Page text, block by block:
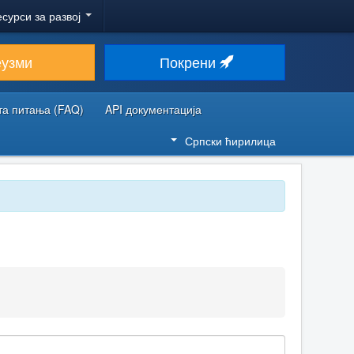
за развој
Покрени
питања (FAQ)
API документација
Српски ћирилица